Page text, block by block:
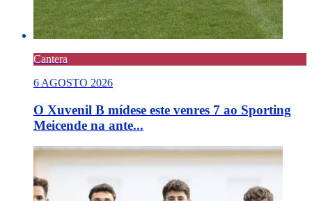
Cantera
6 AGOSTO 2026
O Xuvenil B mídese este venres 7 ao Sporting
Meicende na ante...